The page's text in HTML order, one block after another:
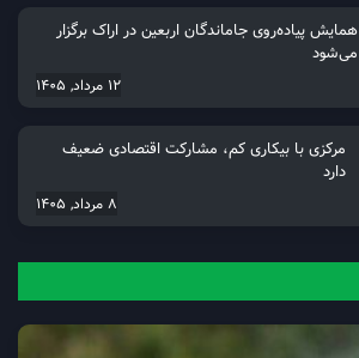
همایش پیاده‌روی جاماندگان اربعین در اراک برگزار
می‌شود
12 مرداد, 1405
مرکزی با بیکاری کم، مشارکت اقتصادی ضعیف
دارد
8 مرداد, 1405